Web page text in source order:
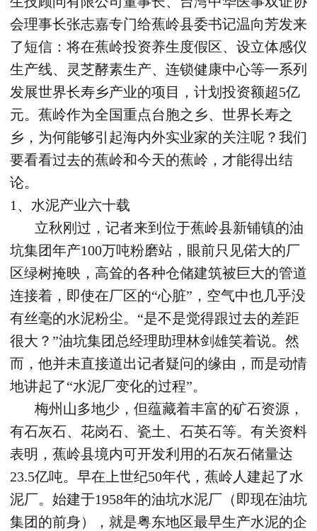
会理事长张志嘉专门给蕉岭县委书记温向芳发来
了短信：将在蕉岭投资养生度假区、设立体感仪
生产线、灵芝酵素生产、连锁健康中心等一系列
发展世界长寿乡产业的项目，计划投资额超5亿
元。蕉岭作为全国重点台胞之乡、世界长寿之
乡，为何能够引起海内外实业家的关注呢？我们
要看看过去的蕉岭和今天的蕉岭，才能得出结
论。
1、水泥产业六十载
立秋刚过，记者来到位于蕉岭县新铺镇的油
坑集团年产100万吨粉磨站，眼前只见偌大的厂
区绿树掩映，高耸的各种仓储建筑被巨大的管道
连接着，即使在厂区的“心脏”，空气中也几乎没
有丝毫的水泥粉尘。“是不是觉得跟过去的差距
很大？”油坑集团总经理助理林剑雄笑着说。然
而，他并未直接道出记者疑问的缘由，而是动情
地讲起了“水泥厂变化的过程”。
梅州山多地少，但蕴藏着丰富的矿石资源，
有石灰石、花岗石、瓷土、石英石等。有关资料
表明，蕉岭县境内可开发利用的石灰石储量达
23.5亿吨。早在上世纪50年代，蕉岭人建起了水
泥厂。始建于1958年的油坑水泥厂（即现在油坑
集团的前身），就是粤东地区最早生产水泥的企